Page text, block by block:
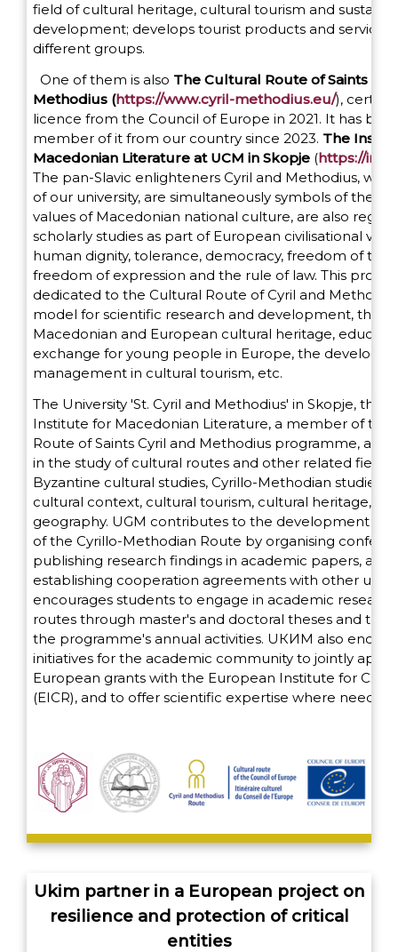
field of cultural heritage, cultural tourism and
development; develops tourist products and services
different groups.
One of them is also The Cultural Route of Saints
Methodius (https://www.cyril-methodius.eu/),
licence from the Council of Europe in 2021. It has
member of it from our country since 2023. The
Macedonian Literature at UCM in Skopje (https://
The pan-Slavic enlighteners Cyril and Methodius,
of our university, are simultaneously symbols of the
values of Macedonian national culture, are also
scholarly studies as part of European civilisational
human dignity, tolerance, democracy, freedom of
freedom of expression and the rule of law. This
dedicated to the Cultural Route of Cyril and
model for scientific research and development, the
Macedonian and European cultural heritage,
exchange for young people in Europe, the
management in cultural tourism, etc.
The University 'St. Cyril and Methodius' in Skopje,
Institute for Macedonian Literature, a member of the
Route of Saints Cyril and Methodius programme,
in the study of cultural routes and other related fields,
Byzantine cultural studies, Cyrillo-Methodian studies,
cultural context, cultural tourism, cultural heritage,
geography. UGM contributes to the development
of the Cyrillo-Methodian Route by organising
publishing research findings in academic papers, and
establishing cooperation agreements with other
encourages students to engage in academic
routes through master's and doctoral theses and to
the programme's annual activities. UКИМ also
initiatives for the academic community to jointly
European grants with the European Institute for
(EICR), and to offer scientific expertise where needed.
Ukim partner in a European project on
resilience and protection of critical
entities